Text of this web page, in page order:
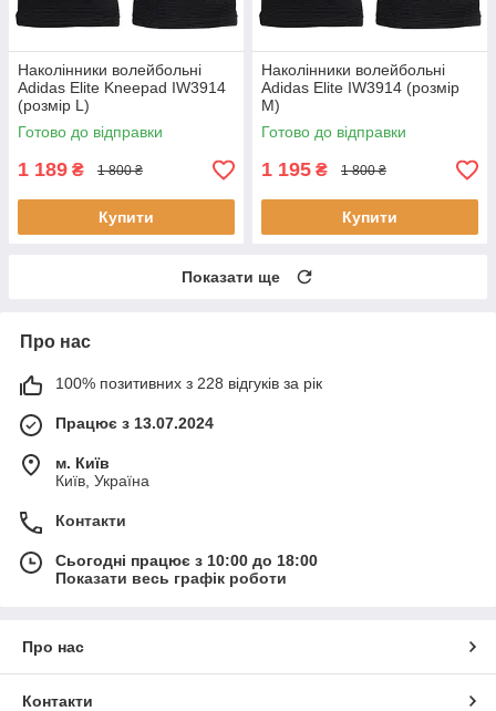
Наколінники волейбольні
Adidas Elite Kneepad IW3914
(розмір L)
Готово до відправки
1 189 ₴ 1 800 ₴
Купити
Наколінники волейбольні
Adidas Elite IW3914 (розмір
М)
Готово до відправки
1 195 ₴ 1 800 ₴
Купити
Показати ще
Про нас
100% позитивних з 228 відгуків за рік
Працює з 13.07.2024
м. Київ
Київ, Україна
Контакти
Сьогодні працює з 10:00 до 18:00
Показати весь графік роботи
Про нас
Контакти